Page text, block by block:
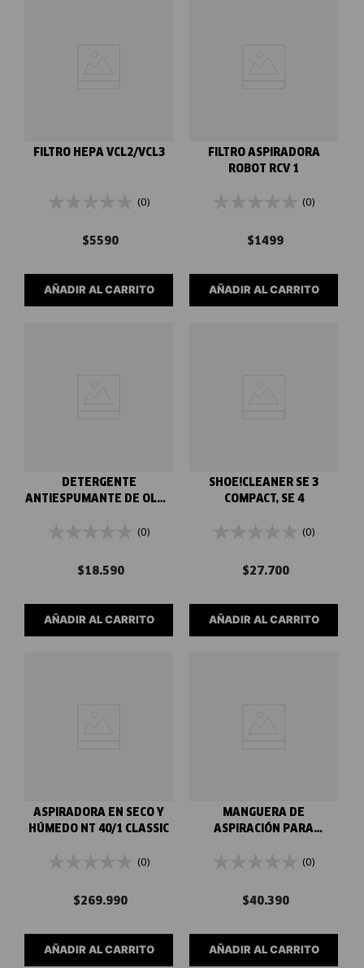
FILTRO HEPA VCL2/VCL3
(0)
$5590
AÑADIR AL CARRITO
FILTRO ASPIRADORA
ROBOT RCV 1
(0)
$1499
AÑADIR AL CARRITO
DETERGENTE
ANTIESPUMANTE DE OLOR
FRUITY, 125ML(0)
$18.590
AÑADIR AL CARRITO
SHOE!CLEANER SE 3
COMPACT, SE 4
(0)
$27.700
AÑADIR AL CARRITO
ASPIRADORA EN SECO Y
HÚMEDO NT 40/1 CLASSIC
(0)
$269.990
AÑADIR AL CARRITO
MANGUERA DE
ASPIRACIÓN PARA
(0)
$40.390
AÑADIR AL CARRITO